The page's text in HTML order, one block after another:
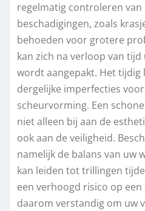
regelmatig controleren van
beschadigingen, zoals
behoeden voor grotere
kan zich na verloop van
wordt aangepakt. Het tijdig
dergelijke imperfecties
scheurvorming. Een
niet alleen bij aan de
ook aan de veiligheid.
namelijk de balans van uw
kan leiden tot trillingen
een verhoogd risico op een
daarom verstandig om uw